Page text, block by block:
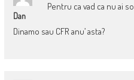
Dan
Pentru ca vad ca nu ai
Dinamo sau CFR anu’ asta?